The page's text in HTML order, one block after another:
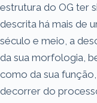
estrutura do OG ter
descrita há mais de
século e meio, a
da sua morfologia,
como da sua
decorrer do